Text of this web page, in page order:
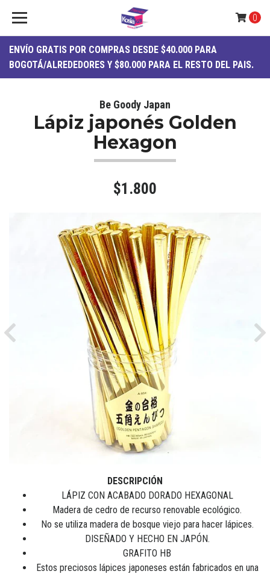
ENVÍO GRATIS POR COMPRAS DESDE $40.000 PARA
BOGOTÁ/ALREDEDORES Y $80.000 PARA EL RESTO DEL PAIS.
0
Be Goody Japan
Lápiz japonés Golden
Hexagon
$1.800
Previous
DESCRIPCIÓN
LÁPIZ CON ACABADO DORADO HEXAGONAL
Madera de cedro de recurso renovable ecológico.
No se utiliza madera de bosque viejo para hacer lápices.
DISEÑADO Y HECHO EN JAPÓN.
GRAFITO HB
Estos preciosos lápices japoneses están fabricados en una